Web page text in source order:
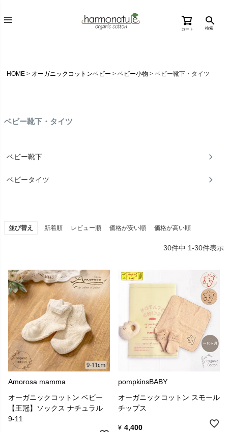
カート 検索
HOME オーガニックコットンベビー ベビー小物 ベビー靴下・タイツ
ベビー靴下・タイツ
ベビー靴下
ベビータイツ
並び替え 新着順 レビュー順 価格が安い順 価格が高い順
30件中 1-30件表示
Amorosa mamma
オーガニックコットン ベビー
【王冠】ソックス ナチュラル
9-11
pompkinsBABY
オーガニックコットン スモール
チップス
¥ 4,400